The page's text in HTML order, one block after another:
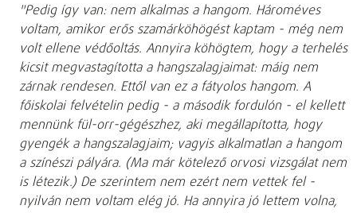
"Pedig így van: nem alkalmas a hangom. Hároméves
voltam, amikor erős szamárköhögést kaptam - még nem
volt ellene védőoltás. Annyira köhögtem, hogy a terhelés
kicsit megvastagította a hangszalagjaimat: máig nem
zárnak rendesen. Ettől van ez a fátyolos hangom. A
főiskolai felvételin pedig - a második fordulón - el kellett
mennünk fül-orr-gégészhez, aki megállapította, hogy
gyengék a hangszalagjaim; vagyis alkalmatlan a hangom
a színészi pályára. (Ma már kötelező orvosi vizsgálat nem
is létezik.) De szerintem nem ezért nem vettek fel -
nyilván nem voltam elég jó. Ha annyira jó lettem volna,